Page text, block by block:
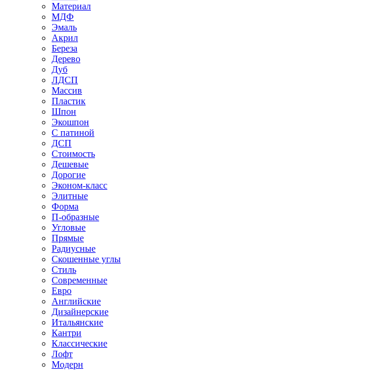
Материал
МДФ
Эмаль
Акрил
Береза
Дерево
Дуб
ЛДСП
Массив
Пластик
Шпон
Экошпон
С патиной
ДСП
Стоимость
Дешевые
Дорогие
Эконом-класс
Элитные
Форма
П-образные
Угловые
Прямые
Радиусные
Скошенные углы
Стиль
Современные
Евро
Английские
Дизайнерские
Итальянские
Кантри
Классические
Лофт
Модерн